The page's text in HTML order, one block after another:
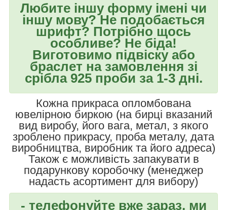
Любите іншу форму імені чи
іншу мову? Не подобається
шрифт? Потрібно щось
особливе? Не біда!
Виготовимо підвіску або
браслет на замовлення зі
срібла 925 проби за 1-3 дні.
Кожна прикраса опломбована
ювелірною биркою (на бирці вказаний
вид виробу, його вага, метал, з якого
зроблено прикрасу, проба металу, дата
виробництва, виробник та його адреса)
Також є можливість запакувати в
подарункову коробочку (менеджер
надасть асортимент для вибору)
- телефонуйте вже зараз, ми